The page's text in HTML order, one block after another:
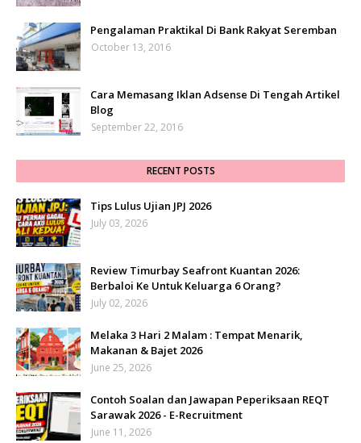
Pengalaman Praktikal Di Bank Rakyat Seremban
October 13, 2016
Cara Memasang Iklan Adsense Di Tengah Artikel
Blog
September 22, 2016
RECENT POSTS
Tips Lulus Ujian JPJ 2026
July 03, 2026
Review Timurbay Seafront Kuantan 2026:
Berbaloi Ke Untuk Keluarga 6 Orang?
July 02, 2026
Melaka 3 Hari 2 Malam : Tempat Menarik,
Makanan & Bajet 2026
June 25, 2026
Contoh Soalan dan Jawapan Peperiksaan REQT
Sarawak 2026 - E-Recruitment
June 11, 2026